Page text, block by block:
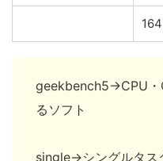
164
geekbench5→CPU・
るソフト
single→シングルタス